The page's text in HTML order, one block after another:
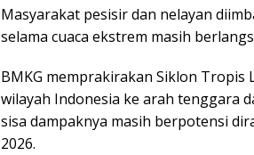
Masyarakat pesisir dan nelayan
selama cuaca ekstrem masih
BMKG memprakirakan Siklon Tropis
wilayah Indonesia ke arah tenggara
sisa dampaknya masih berpotensi
2026.